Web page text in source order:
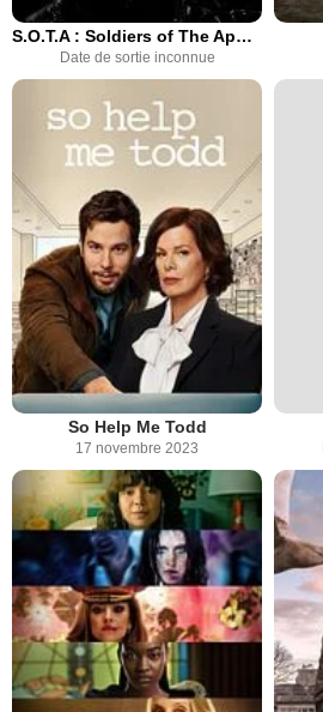
S.O.T.A : Soldiers of The Apocalypse
Date de sortie inconnue
So Help Me Todd
17 novembre 2023